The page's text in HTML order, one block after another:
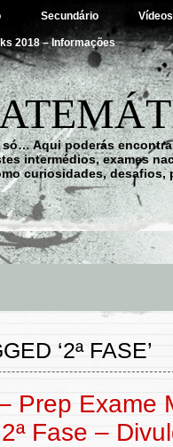
Secundário Vídeos
2018 – Informações
Aqui poderás
intermédios, exames
curiosidades,
‘2ª FASE’
Prep Exame
Fase –